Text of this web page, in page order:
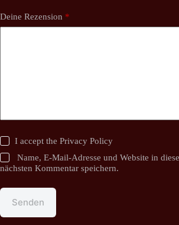
Deine Rezension *
I accept thePrivacy Policy
Name, E-Mail-Adresse und Website in
nächsten Kommentar speichern.
Senden